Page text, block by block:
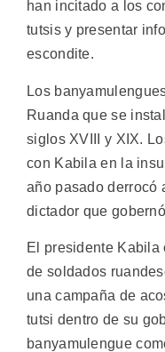
han incitado a los
tutsis y presentar
escondite.
Los
Ruanda que se
siglos XVIII y XIX.
con Kabila en la
año pasado derrocó
dictador que
El presidente Kabila
de soldados
una campaña de
tutsi dentro de su
banyamulengue